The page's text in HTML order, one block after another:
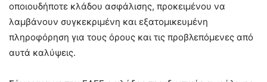
οποιουδήποτε κλάδου ασφάλισης, προκειμένου να
λαμβάνουν συγκεκριμένη και εξατομικευμένη
πληροφόρηση για τους όρους και τις προβλεπόμενες από
αυτά καλύψεις.